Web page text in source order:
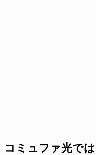
コミュファ光で